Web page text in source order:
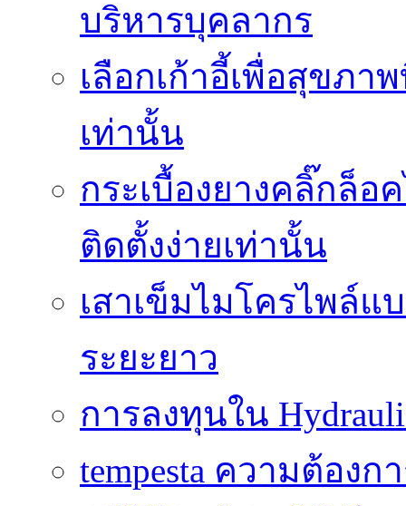
บริหารบุคลากร
เลือกเก้าอี้เพื่อสุขภา
เท่านั้น
กระเบื้องยางคลิ๊กล็อ
ติดตั้งง่ายเท่านั้น
เสาเข็มไมโครไพล์
ระยะยาว
การลงทุนใน
tempesta ความต้อง